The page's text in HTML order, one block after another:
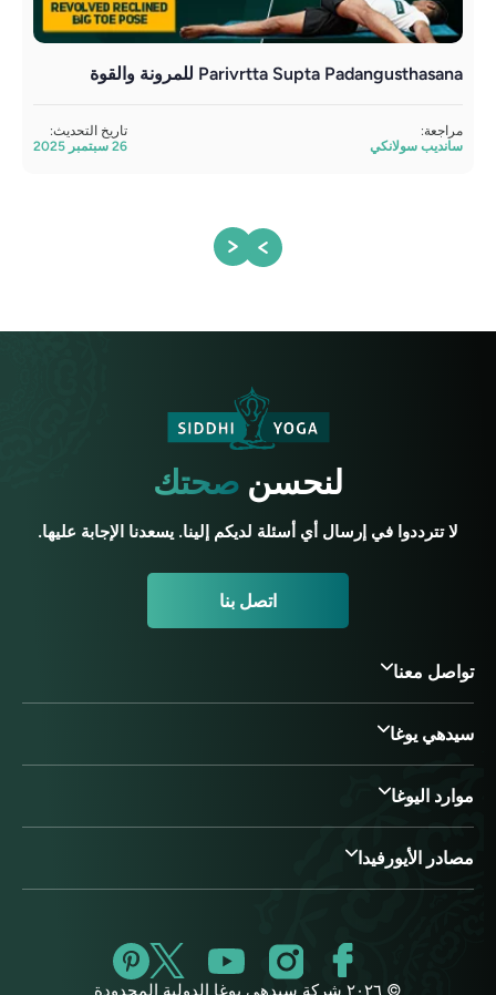
Parivrtta Supta Padangusthasana للمرونة والقوة
مراجعة:
سانديب سولانكي
تاريخ التحديث:
26 سبتمبر 2025
لنحسنصحتك
لا تترددوا في إرسال أي أسئلة لديكم إلينا. يسعدنا الإجابة عليها.
اتصل بنا
تواصل معنا
سيدهي يوغا
موارد اليوغا
مصادر الأيورفيدا
© ٢٠٢٦ شركة سيدهي يوغا الدولية المحدودة